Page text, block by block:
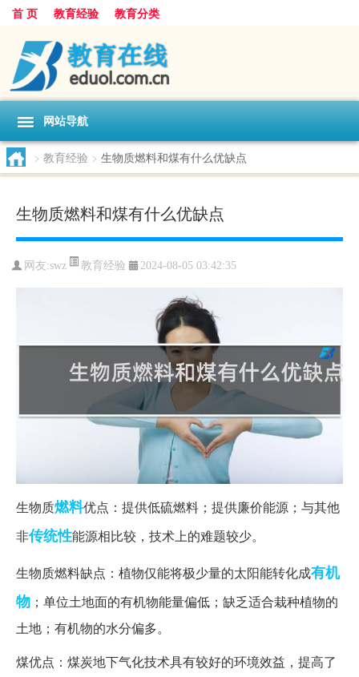
首 页 教育经验 教育分类
网站导航
> 教育经验 > 生物质燃料和煤有什么优缺点
生物质燃料和煤有什么优缺点
网友:swz 教育经验 2024-08-05 03:42:35
生物质燃料优点：提供低硫燃料；提供廉价能源；与其他
非传统性能源相比较，技术上的难题较少。
生物质燃料缺点：植物仅能将极少量的太阳能转化成有机
物 ；单位土地面的有机物能量偏低；缺乏适合栽种植物的
土地；有机物的水分偏多。
煤优点：煤炭地下气化技术具有较好的环境效益，提高了